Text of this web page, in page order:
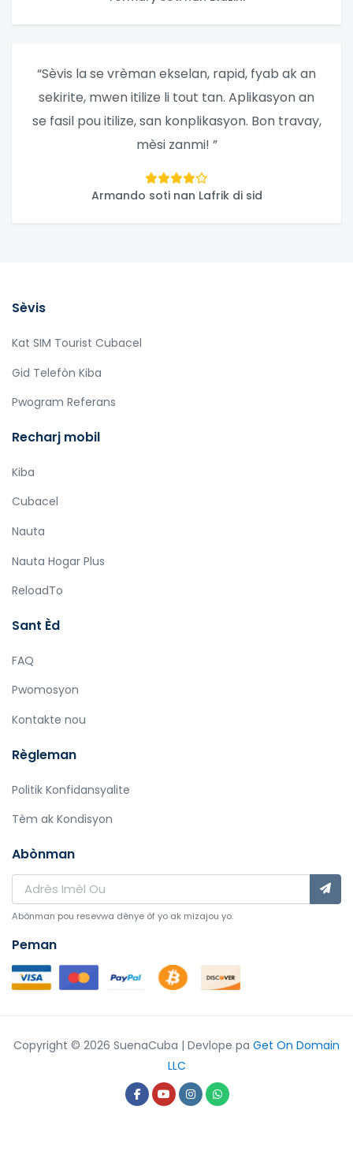
“Sèvis la se vrèman ekselan, rapid, fyab ak an
sekirite, mwen itilize li tout tan. Aplikasyon an
se fasil pou itilize, san konplikasyon. Bon travay,
mèsi zanmi! ”
Armando soti nan Lafrik di sid
Sèvis
Kat SIM Tourist Cubacel
Gid Telefòn Kiba
Pwogram Referans
Recharj mobil
Kiba
Cubacel
Nauta
Nauta Hogar Plus
ReloadTo
Sant Èd
FAQ
Pwomosyon
Kontakte nou
Règleman
Politik Konfidansyalite
Tèm ak Kondisyon
Abònman
Abònman pou resevwa dènye òf yo ak mizajou yo.
Peman
Copyright © 2026 SuenaCuba | Devlope pa Get On Domain
LLC